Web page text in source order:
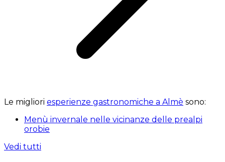
Le migliori esperienze gastronomiche a Almè sono:
Menù invernale nelle vicinanze delle prealpi
orobie
Vedi tutti